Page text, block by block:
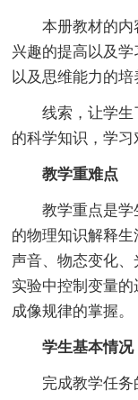
本册教材的内
兴趣的提高以及
以及思维能力的
线索，让学生
的科学知识，学习
教学重难点
教学重点是学
的物理知识解释
声音、物态变化
实验中控制变量
成像规律的掌握。
学生基本情况
完成教学任务